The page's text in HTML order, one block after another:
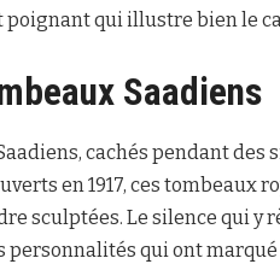
poignant qui illustre bien le
Saadiens
cachés pendant
en 1917, ces tombeaux
sculptées. Le silence qui
personnalités qui ont marqué